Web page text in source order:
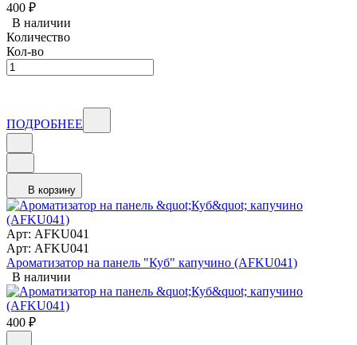
400 ₽
В наличии
Количество
Кол-во
ПОДРОБНЕЕ
В корзину
Арт: AFKU041
Арт: AFKU041
Ароматизатор на панель "Куб" капучино (AFKU041)
В наличии
400 ₽